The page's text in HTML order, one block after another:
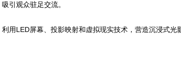
引观众驻足交流。
用LED屏幕、投影映射和虚拟现实技术，营造沉浸式